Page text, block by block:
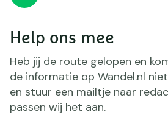
Help ons mee
Heb jij de route gelopen en
de informatie op Wandel.nl
en stuur een mailtje naar
passen wij het aan.